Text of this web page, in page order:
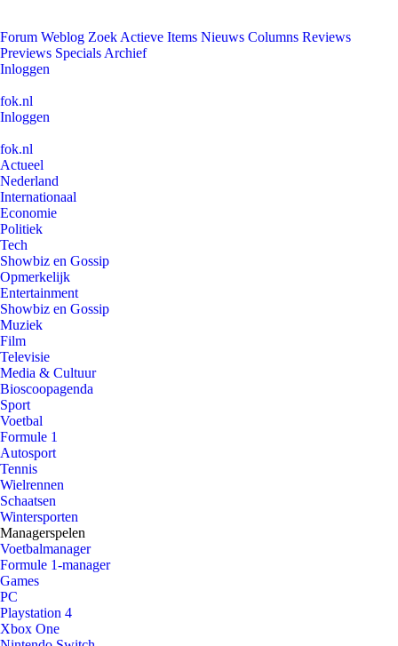
Forum Weblog Zoek Actieve Items Nieuws Columns Reviews
Previews Specials Archief
Inloggen
fok.nl
Inloggen
fok.nl
Actueel
Nederland
Internationaal
Economie
Politiek
Tech
Showbiz en Gossip
Opmerkelijk
Entertainment
Showbiz en Gossip
Muziek
Film
Televisie
Media & Cultuur
Bioscoopagenda
Sport
Voetbal
Formule 1
Autosport
Tennis
Wielrennen
Schaatsen
Wintersporten
Managerspelen
Voetbalmanager
Formule 1-manager
Games
PC
Playstation 4
Xbox One